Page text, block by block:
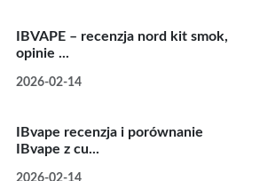
IBVAPE – recenzja nord kit smok,
opinie ...
2026-02-14
IBvape recenzja i porównanie
IBvape z cu...
2026-02-14